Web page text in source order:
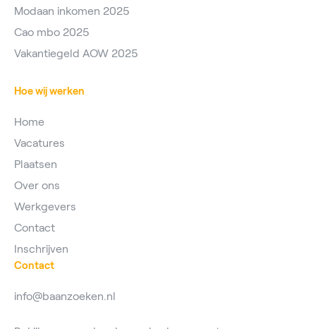
Modaan inkomen 2025
Cao mbo 2025
Vakantiegeld AOW 2025
Hoe wij werken
Home
Vacatures
Plaatsen
Over ons
Werkgevers
Contact
Inschrijven
Contact
info@baanzoeken.nl